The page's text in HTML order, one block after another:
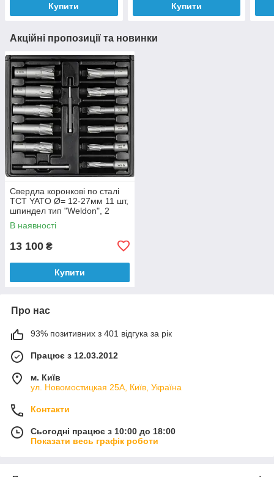
Купити Купити
Акційні пропозиції та новинки
Свердла коронкові по сталі
TCT YATO Ø= 12-27мм 11 шт,
шпиндел тип "Weldon", 2
центр напрямні 13ел
В наявності
13 100 ₴
Купити
Про нас
93% позитивних з 401 відгука за рік
Працює з 12.03.2012
м. Київ
ул. Новомостицкая 25А, Київ, Україна
Контакти
Сьогодні працює з 10:00 до 18:00
Показати весь графік роботи